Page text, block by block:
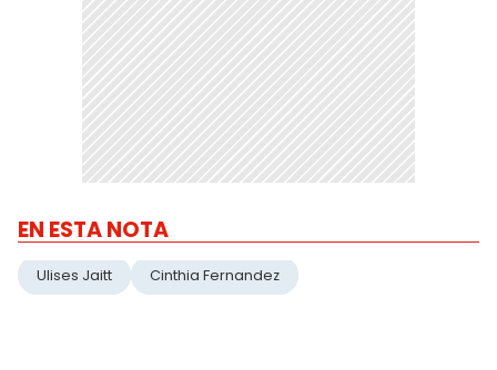
EN ESTA NOTA
Ulises Jaitt Cinthia Fernandez